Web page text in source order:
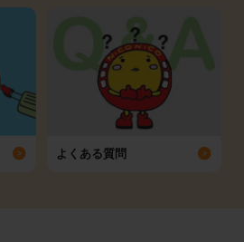
よくある質問